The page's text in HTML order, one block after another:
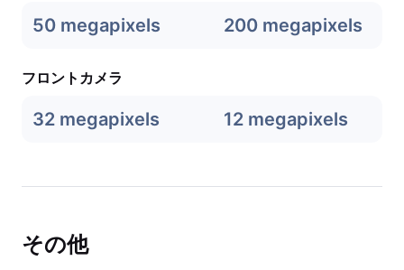
50 megapixels 200 megapixels
フロントカメラ
32 megapixels 12 megapixels
その他